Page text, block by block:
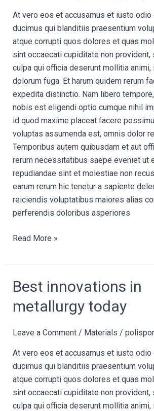
At vero eos et accusamus et iusto
ducimus qui blanditiis praesentium
atque corrupti quos dolores et quas
sint occaecati cupiditate non provident,
culpa qui officia deserunt mollitia
dolorum fuga. Et harum quidem rerum
expedita distinctio. Nam libero
nobis est eligendi optio cumque nihil
id quod maxime placeat facere
voluptas assumenda est, omnis dolor
Temporibus autem quibusdam et aut
rerum necessitatibus saepe eveniet ut
repudiandae sint et molestiae non
earum rerum hic tenetur a sapiente
reiciendis voluptatibus maiores alias
perferendis doloribus asperiores
Engineering
Read More »
Best innovations in
metallurgy today
Leave a Comment / Materials /
At vero eos et accusamus et iusto
ducimus qui blanditiis praesentium
atque corrupti quos dolores et quas
sint occaecati cupiditate non provident,
culpa qui officia deserunt mollitia
Best
in
today